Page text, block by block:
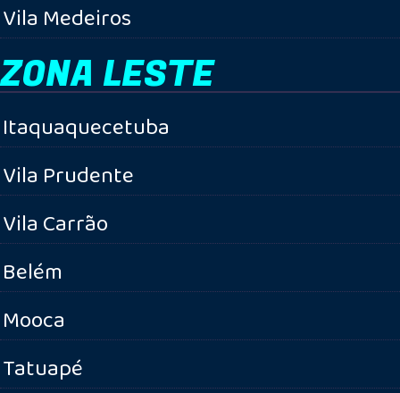
Vila Medeiros
ZONA LESTE
Itaquaquecetuba
Vila Prudente
Vila Carrão
Belém
Mooca
Tatuapé